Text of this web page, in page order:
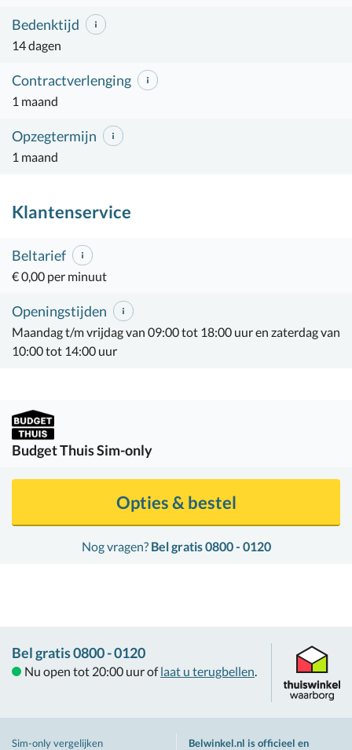
Bedenktijd
14 dagen
Contractverlenging
1 maand
Opzegtermijn
1 maand
Klantenservice
Beltarief
€ 0,00 per minuut
Openingstijden
Maandag t/m vrijdag van 09:00 tot 18:00 uur en zaterdag van
10:00 tot 14:00 uur
Budget ThuisSim-only
Nog vragen? Bel gratis 0800 - 0120
Opties & bestel
Bel gratis 0800 - 0120
Nu open tot 20:00 uur of laat u terugbellen.
Sim-only vergelijken Belwinkel.nl is officieel en